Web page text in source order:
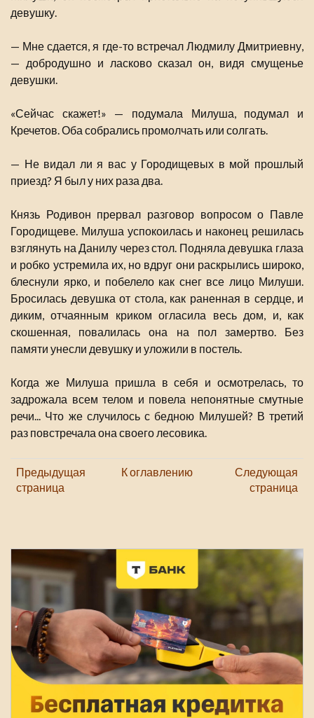
девушку.
— Мне сдается, я где-то встречал Людмилу Дмитриевну,
— добродушно и ласково сказал он, видя смущенье
девушки.
«Сейчас скажет!» — подумала Милуша, подумал и
Кречетов. Оба собрались промолчать или солгать.
— Не видал ли я вас у Городищевых в мой прошлый
приезд? Я был у них раза два.
Князь Родивон прервал разговор вопросом о Павле
Городищеве. Милуша успокоилась и наконец решилась
взглянуть на Данилу через стол. Подняла девушка глаза
и робко устремила их, но вдруг они раскрылись широко,
блеснули ярко, и побелело как снег все лицо Милуши.
Бросилась девушка от стола, как раненная в сердце, и
диким, отчаянным криком огласила весь дом, и, как
скошенная, повалилась она на пол замертво. Без
памяти унесли девушку и уложили в постель.
Когда же Милуша пришла в себя и осмотрелась, то
задрожала всем телом и повела непонятные смутные
речи... Что же случилось с бедною Милушей? В третий
раз повстречала она своего лесовика.
Предыдущая
страница
К оглавлению
Следующая
страница